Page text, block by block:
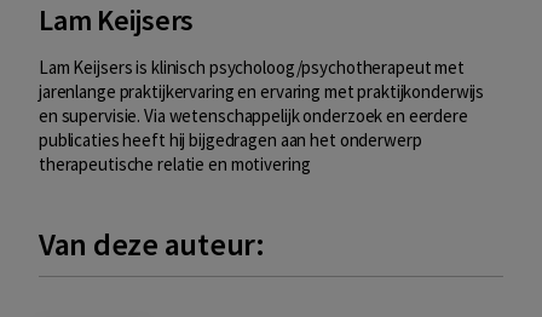
Lam Keijsers
Lam Keijsers is klinisch psycholoog/psychotherapeut met
jarenlange praktijkervaring en ervaring met praktijkonderwijs
en supervisie. Via wetenschappelijk onderzoek en eerdere
publicaties heeft hij bijgedragen aan het onderwerp
therapeutische relatie en motivering
Van deze auteur: